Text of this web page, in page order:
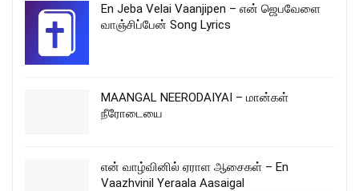
En Jeba Velai Vaanjipen – என் ஜெபவேளை
வாஞ்சிப்பேன் Song Lyrics
MAANGAL NEERODAIYAI – மான்கள்
நீரோடையை
என் வாழ்வினில் ஏராள ஆசைகள் – En
Vaazhvinil Yeraala Aasaigal